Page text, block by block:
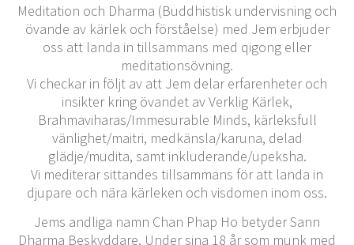
Meditation och Dharma (Buddhistisk undervisning och
övande av kärlek och förståelse) med Jem erbjuder
oss att landa in tillsammans med qigong eller
meditationsövning.
Vi checkar in följt av att Jem delar erfarenheter och
insikter kring övandet av Verklig Kärlek,
Brahmaviharas/Immesurable Minds, kärleksfull
vänlighet/maitri, medkänsla/karuna, delad
glädje/mudita, samt inkluderande/upeksha.
Vi mediterar sittandes tillsammans för att landa in
djupare och nära kärleken och visdomen inom oss.
Jems andliga namn Chan Phap Ho betyder Sann
Dharma Beskyddare. Under sina 18 år som munk med